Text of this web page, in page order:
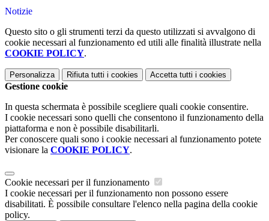
Notizie
Questo sito o gli strumenti terzi da questo utilizzati si avvalgono di
cookie necessari al funzionamento ed utili alle finalità illustrate nella
COOKIE POLICY.
Personalizza Rifiuta tutti i cookies Accetta tutti i cookies
Gestione cookie
In questa schermata è possibile scegliere quali cookie consentire.
I cookie necessari sono quelli che consentono il funzionamento della
piattaforma e non è possibile disabilitarli.
Per conoscere quali sono i cookie necessari al funzionamento potete
visionare la COOKIE POLICY.
Cookie necessari per il funzionamento
I cookie necessari per il funzionamento non possono essere
disabilitati. È possibile consultare l'elenco nella pagina della cookie
policy.